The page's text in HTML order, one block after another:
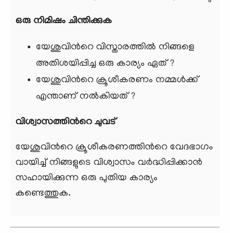
ഒരു നിമിഷം ചിന്തിക്കുക
യേശുവിന്‍റെ വിസ്താരത്തില്‍ നിങ്ങളെ
അതിശയിപ്പിച്ച ഒരു കാര്യം ഏത് ?
യേശുവിന്‍റെ ക്രൂശീകരണം നമ്മള്‍ക്ക്
എന്താണ് നല്‍കിയത് ?
വിശ്വാസത്തിന്‍റെ ചുവട്
യേശുവിന്‍റെ ക്രൂശീകരണത്തിന്‍റെ വേദഭാഗം
വായിച്ച് നിങ്ങളുടെ വിശ്വാസം വര്‍ദ്ധിപ്പിക്കാന്‍
സഹായിക്കുന്ന ഒരു പുതിയ കാര്യം
കണ്ടെത്തുക.